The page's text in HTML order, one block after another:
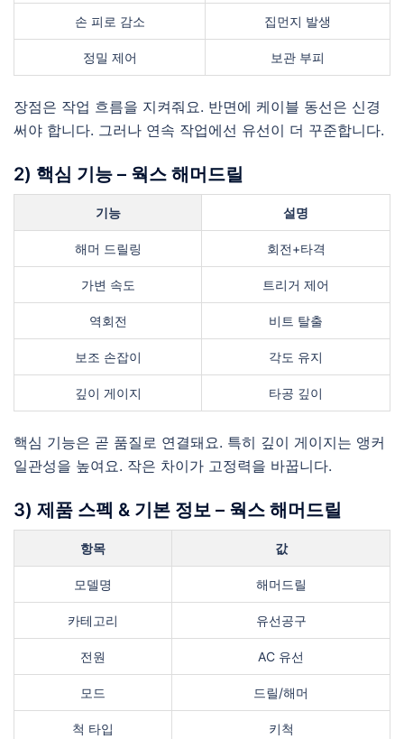
손 피로 감소 집먼지 발생
정밀 제어 보관 부피
장점은 작업 흐름을 지켜줘요. 반면에 케이블 동선은 신경
써야 합니다. 그러나 연속 작업에선 유선이 더 꾸준합니다.
2) 핵심 기능 – 웍스 해머드릴
기능 설명
해머 드릴링 회전+타격
가변 속도 트리거 제어
역회전 비트 탈출
보조 손잡이 각도 유지
깊이 게이지 타공 깊이
핵심 기능은 곧 품질로 연결돼요. 특히 깊이 게이지는 앵커
일관성을 높여요. 작은 차이가 고정력을 바꿉니다.
3) 제품 스펙 & 기본 정보 – 웍스 해머드릴
항목 값
모델명 해머드릴
카테고리 유선공구
전원 AC 유선
모드 드릴/해머
척 타입 키척